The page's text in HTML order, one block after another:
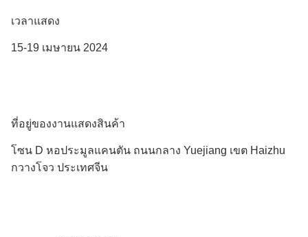
เวลาแสดง
15-19 เมษายน 2024
ที่อยู่ของงานแสดงสินค้า
โซน D หอประมูลแคนตัน ถนนกลาง Yuejiang เขต Haizhu
กวางโจว ประเทศจีน